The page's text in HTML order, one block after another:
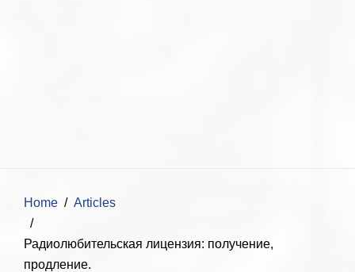
Home Articles
Радиолюбительская лицензия: получение,
продление.